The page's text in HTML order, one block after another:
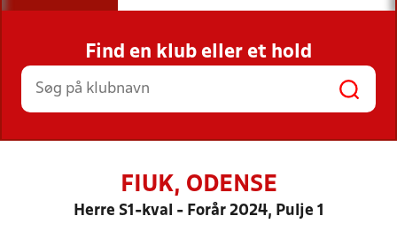
INDHOLD OG NYHEDER
STILLINGER, RESULTATER, KLUBBER OG
HOLD
Find en klub eller et hold
FIUK, ODENSE
Herre S1-kval - Forår 2024, Pulje 1